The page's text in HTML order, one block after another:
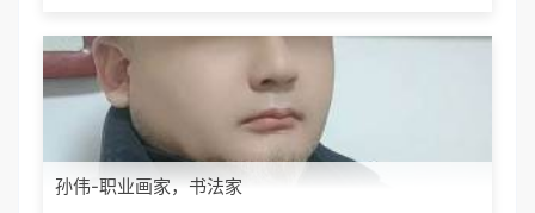
孙伟-职业画家，书法家